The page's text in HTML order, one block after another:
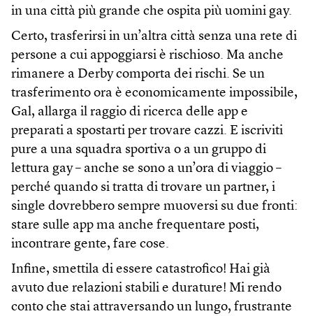
in una città più grande che ospita più uomini gay.
Certo, trasferirsi in un’altra città senza una rete di
persone a cui appoggiarsi è rischioso. Ma anche
rimanere a Derby comporta dei rischi. Se un
trasferimento ora è economicamente impossibile,
Gal, allarga il raggio di ricerca delle app e
preparati a spostarti per trovare cazzi. E iscriviti
pure a una squadra sportiva o a un gruppo di
lettura gay – anche se sono a un’ora di viaggio –
perché quando si tratta di trovare un partner, i
single dovrebbero sempre muoversi su due fronti:
stare sulle app ma anche frequentare posti,
incontrare gente, fare cose.
Infine, smettila di essere catastrofico! Hai già
avuto due relazioni stabili e durature! Mi rendo
conto che stai attraversando un lungo, frustrante